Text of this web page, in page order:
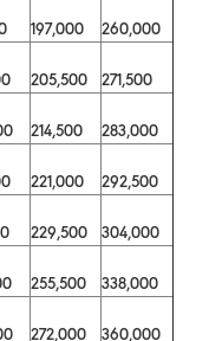
197,000
260,000
205,500
271,500
214,500
283,000
221,000
292,500
229,500
304,000
255,500
338,000
272,000
360,000